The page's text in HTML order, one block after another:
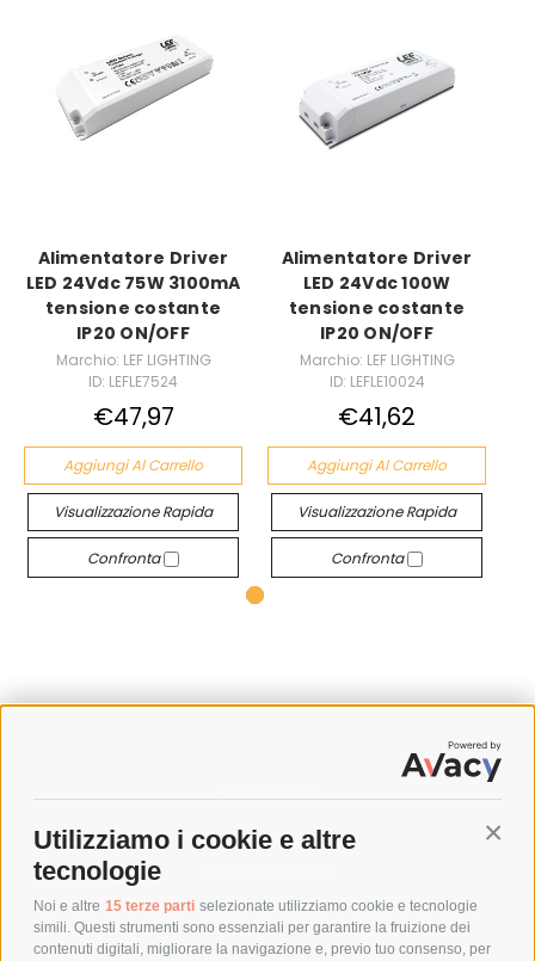
Utilizziamo i cookie e altre
tecnologie
Noi e altre 15 terze parti selezionate utilizziamo cookie e tecnologie
simili. Questi strumenti sono essenziali per garantire la fruizione dei
contenuti digitali, migliorare la navigazione e, previo tuo consenso, per
Alimentatore Driver
LED 24Vdc 75W 3100mA
tensione costante
IP20 ON/OFF
Marchio: LEF LIGHTING
ID: LEFLE7524
€47,97
Aggiungi Al Carrello
Visualizzazione Rapida
Confronta
Alimentatore Driver
LED 24Vdc 100W
tensione costante
IP20 ON/OFF
Marchio: LEF LIGHTING
ID: LEFLE10024
€41,62
Aggiungi Al Carrello
Visualizzazione Rapida
Confronta
SPEDIZIONI
COSTI DI SPEDIZIONE
POLITICA DI RESO